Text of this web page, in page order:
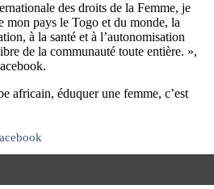
des droits de la Femme, je
mon pays le Togo et du monde, la
à la santé et à l’autonomisation
de la communauté toute entière. »,
africain, éduquer une femme, c’est